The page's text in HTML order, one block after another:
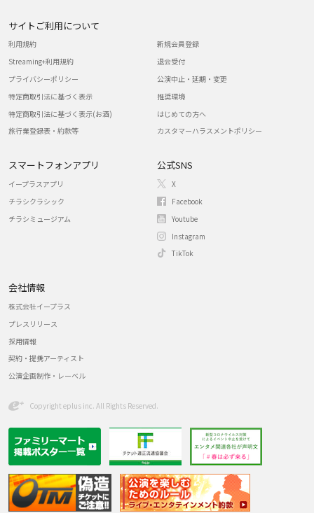
サイトご利用について
利用規約
Streaming+利用規約
プライバシーポリシー
特定商取引法に基づく表示
特定商取引法に基づく表示(お酒)
旅行業登録表・約款等
新規会員登録
退会受付
公演中止・延期・変更
推奨環境
はじめての方へ
カスタマーハラスメントポリシー
スマートフォンアプリ
イープラスアプリ
チラシクラシック
チラシミュージアム
公式SNS
X
Facebook
Youtube
Instagram
TikTok
会社情報
株式会社イープラス
プレスリリース
採用情報
契約・提携アーティスト
公演企画制作・レーベル
Copyright eplus inc. All Rights Reserved.